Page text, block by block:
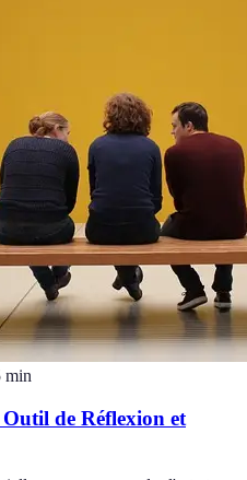
min
de Réflexion et